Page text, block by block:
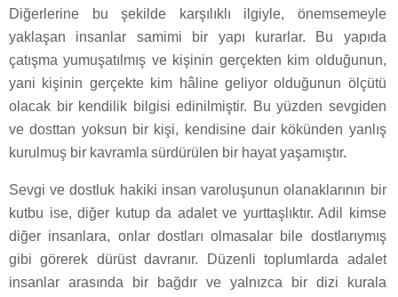
Diğerlerine bu şekilde karşılıklı ilgiyle, önemsemeyle
yaklaşan insanlar samimi bir yapı kurarlar. Bu yapıda
çatışma yumuşatılmış ve kişinin gerçekten kim olduğunun,
yani kişinin gerçekte kim hâline geliyor olduğunun ölçütü
olacak bir kendilik bilgisi edinilmiştir. Bu yüzden sevgiden
ve dosttan yoksun bir kişi, kendisine dair kökünden yanlış
kurulmuş bir kavramla sürdürülen bir hayat yaşamıştır.
Sevgi ve dostluk hakiki insan varoluşunun olanaklarının bir
kutbu ise, diğer kutup da adalet ve yurttaşlıktır. Adil kimse
diğer insanlara, onlar dostları olmasalar bile dostlarıymış
gibi görerek dürüst davranır. Düzenli toplumlarda adalet
insanlar arasında bir bağdır ve yalnızca bir dizi kurala